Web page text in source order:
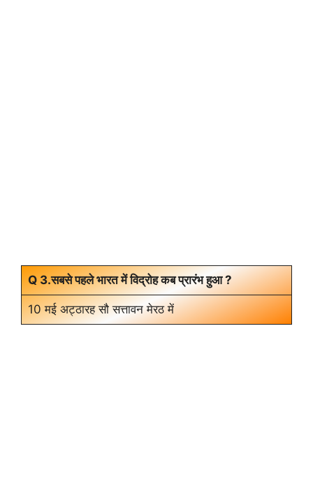
Q 3.सबसे पहले भारत में विद्रोह कब प्रारंभ हुआ ?
10 मई अट्ठारह सौ सत्तावन मेरठ में